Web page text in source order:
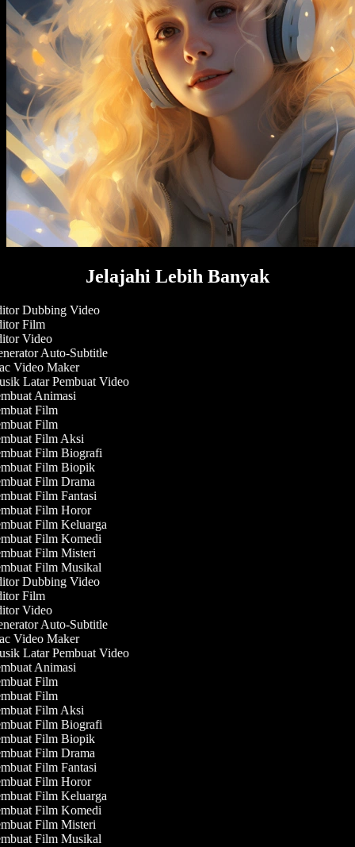
Jelajahi Lebih Banyak
Dubbing Video
Film
Video
Auto-Subtitle
Video Maker
Latar Pembuat Video
Animasi
Film
Film
Film Aksi
Film Biografi
Film Biopik
Film Drama
Film Fantasi
Film Horor
Film Keluarga
Film Komedi
Film Misteri
Film Musikal
Dubbing Video
Film
Video
Auto-Subtitle
Video Maker
Latar Pembuat Video
Animasi
Film
Film
Film Aksi
Film Biografi
Film Biopik
Film Drama
Film Fantasi
Film Horor
Film Keluarga
Film Komedi
Film Misteri
Film Musikal